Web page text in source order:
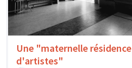
Une "maternelle résidence
d'artistes"